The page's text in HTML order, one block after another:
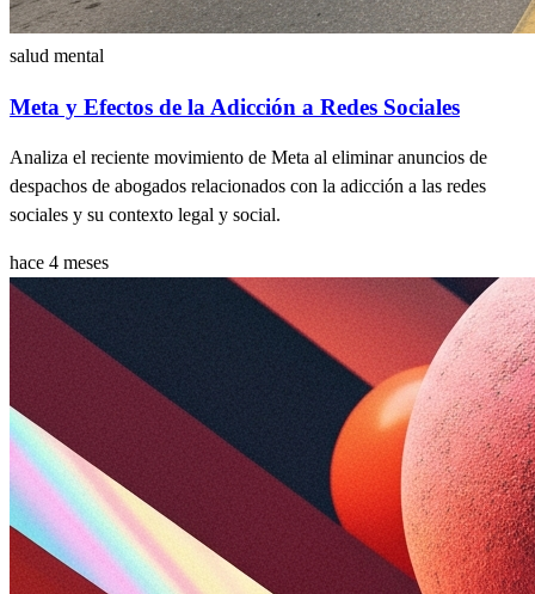
salud mental
Meta y Efectos de la Adicción a Redes Sociales
Analiza el reciente movimiento de Meta al eliminar anuncios de
despachos de abogados relacionados con la adicción a las redes
sociales y su contexto legal y social.
hace 4 meses